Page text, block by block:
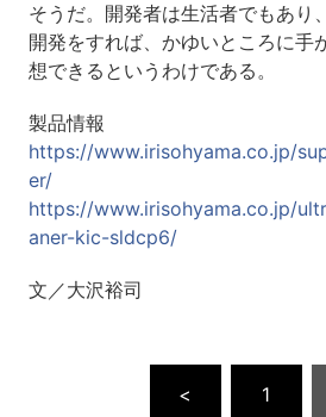
そうだ。開発者は生活者でもあり
開発をすれば、かゆいところに手
想できるというわけである。
製品情報
https://www.irisohyama.co.jp/
er/
https://www.irisohyama.co.jp/
aner-kic-sldcp6/
文／大沢裕司
< 1